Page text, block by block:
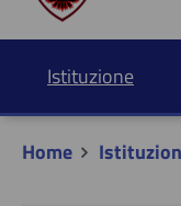
Istituzione
Home